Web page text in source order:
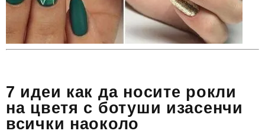
7 идеи как да носите рокли
на цветя с ботуши изасенчи
всички наоколо